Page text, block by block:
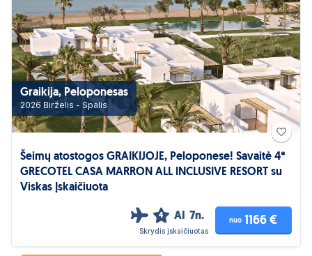
Graikija, Peloponesas
2026 Birželis - Spalis
Šeimų atostogos GRAIKIJOJE, Peloponese! Savaitė 4*
GRECOTEL CASA MARRON ALL INCLUSIVE RESORT su
Viskas Įskaičiuota
4 AI 7n.
Skrydis įskaičiuotas
nuo 1166 €